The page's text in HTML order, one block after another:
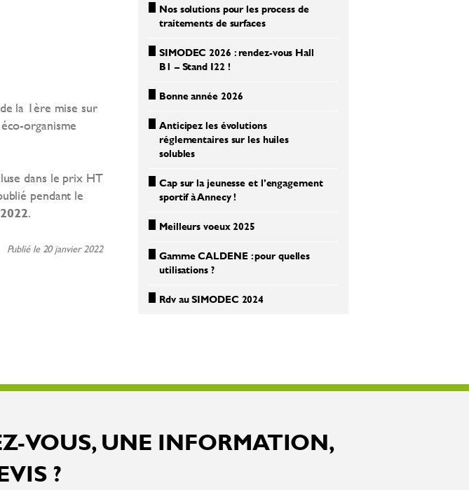
la 1ère mise sur
organisme
dans le prix HT
pendant le
.
Publié le 20 janvier 2022
Nos solutions pour les process de
traitements de surfaces
SIMODEC 2026 : rendez-vous Hall
B1 – Stand I22 !
Bonne année 2026
Anticipez les évolutions
réglementaires sur les huiles
solubles
Cap sur la jeunesse et l’engagement
sportif à Annecy !
Meilleurs voeux 2025
Gamme CALDENE : pour quelles
utilisations ?
Rdv au SIMODEC 2024
VOUS, UNE INFORMATION,
?